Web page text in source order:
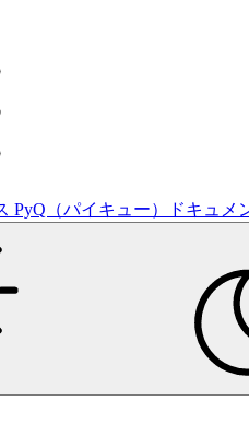
PyQ（パイキュー）ドキュメ